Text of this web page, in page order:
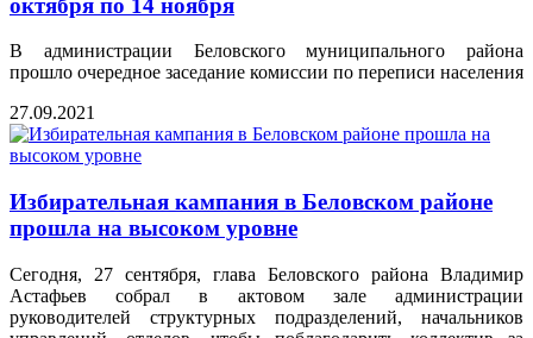
В администрации Беловского муниципального района
прошло очередное заседание комиссии по переписи населения
27.09.2021
Избирательная кампания в Беловском районе
прошла на высоком уровне
Сегодня, 27 сентября, глава Беловского района Владимир
Астафьев собрал в актовом зале администрации
руководителей структурных подразделений, начальников